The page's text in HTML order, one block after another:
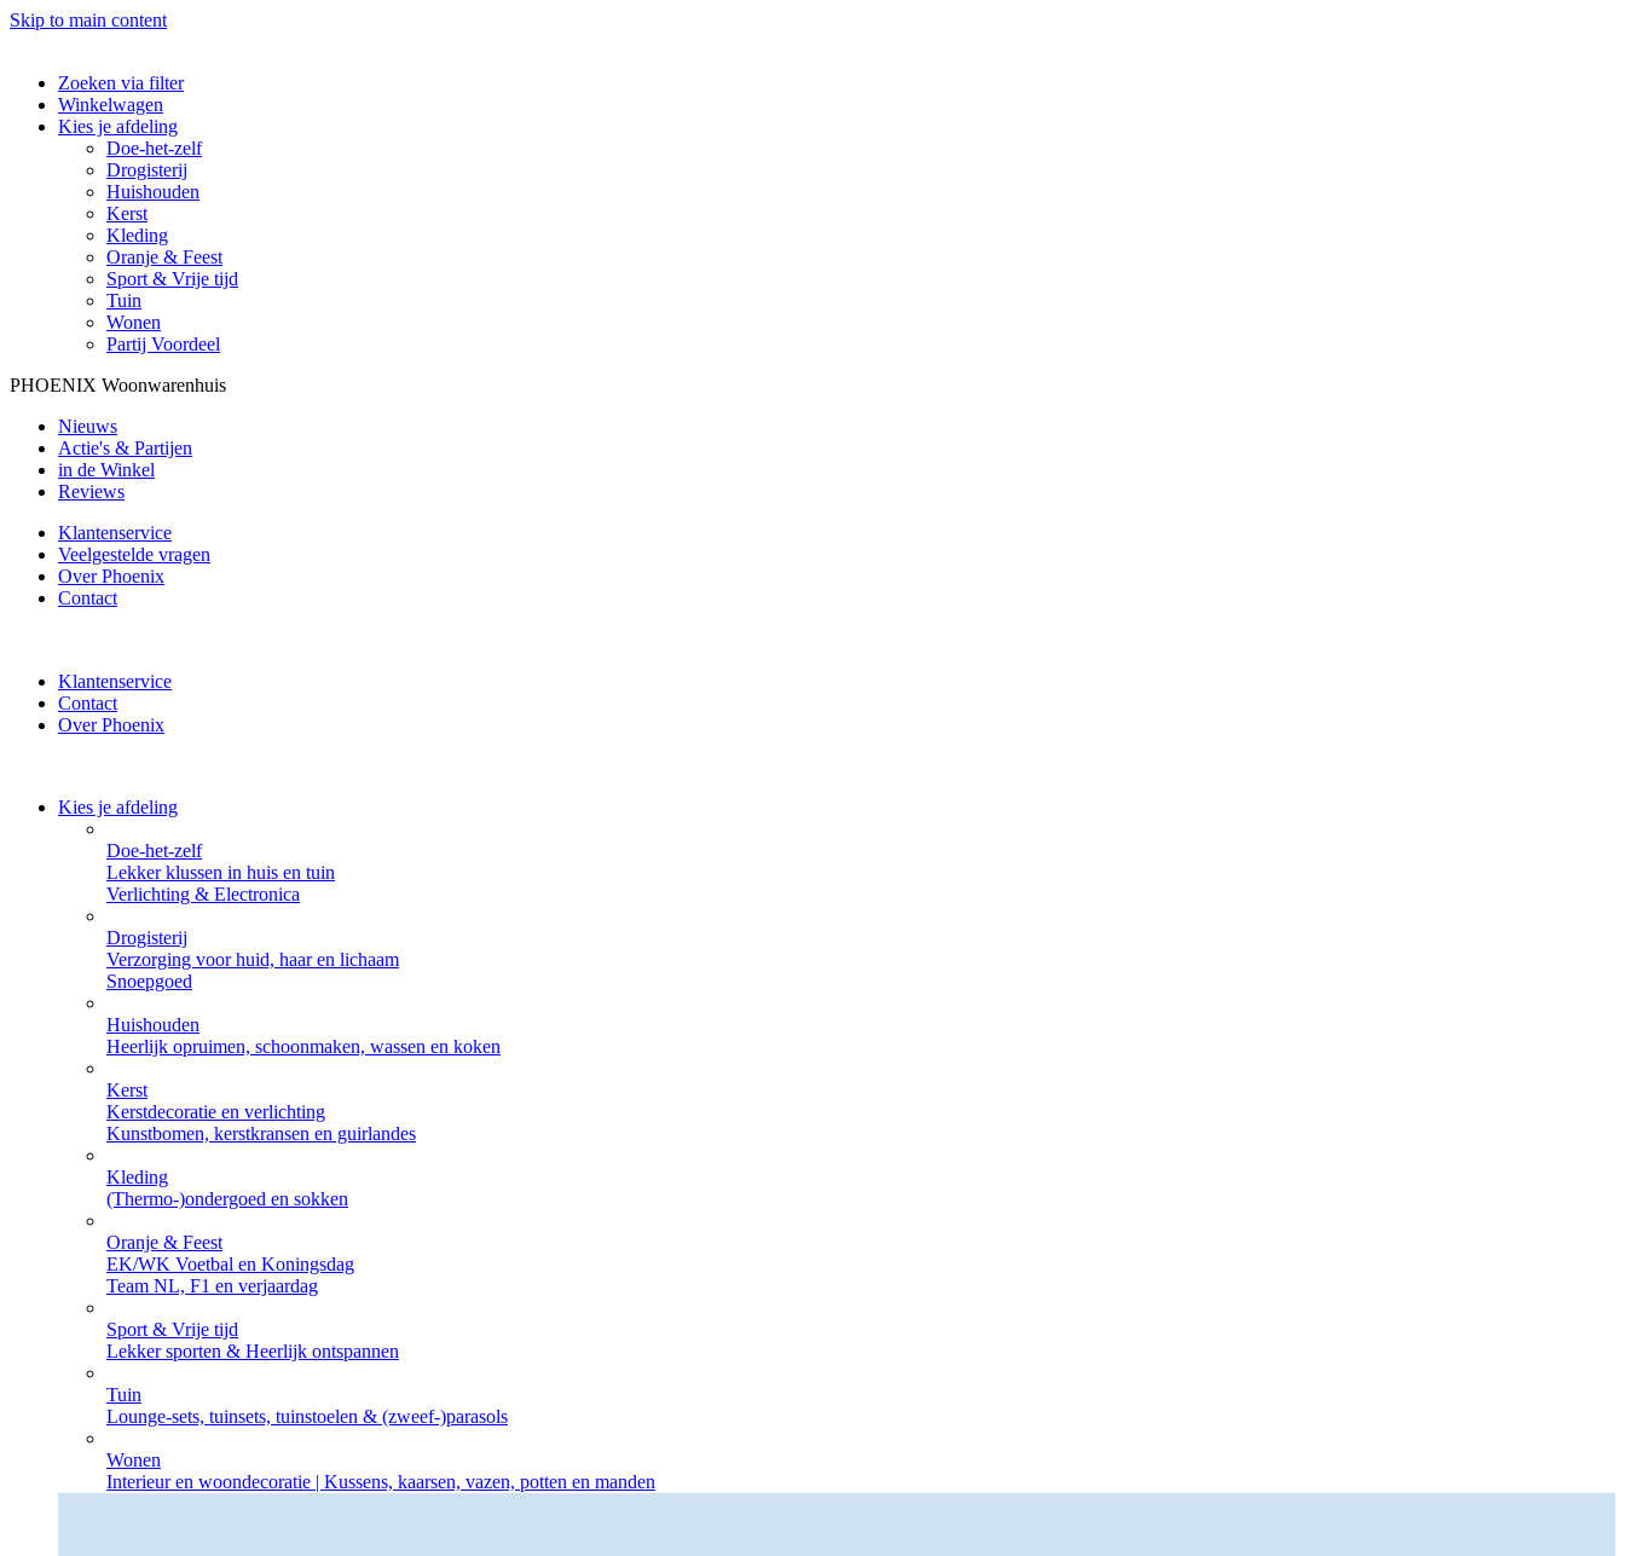
Skip to main content
Zoeken via filter
Winkelwagen
Kies je afdeling
Doe-het-zelf
Drogisterij
Huishouden
Kerst
Kleding
Oranje & Feest
Sport & Vrije tijd
Tuin
Wonen
Partij Voordeel
PHOENIX Woonwarenhuis
Nieuws
Actie's & Partijen
in de Winkel
Reviews
Klantenservice
Veelgestelde vragen
Over Phoenix
Contact
Klantenservice
Contact
Over Phoenix
Kies je afdeling
Doe-het-zelf
Lekker klussen in huis en tuin
Verlichting & Electronica
Drogisterij
Verzorging voor huid, haar en lichaam
Snoepgoed
Huishouden
Heerlijk opruimen, schoonmaken, wassen en koken
Kerst
Kerstdecoratie en verlichting
Kunstbomen, kerstkransen en guirlandes
Kleding
(Thermo-)ondergoed en sokken
Oranje & Feest
EK/WK Voetbal en Koningsdag
Team NL, F1 en verjaardag
Sport & Vrije tijd
Lekker sporten & Heerlijk ontspannen
Tuin
Lounge-sets, tuinsets, tuinstoelen & (zweef-)parasols
Wonen
Interieur en woondecoratie | Kussens, kaarsen, vazen, potten en manden